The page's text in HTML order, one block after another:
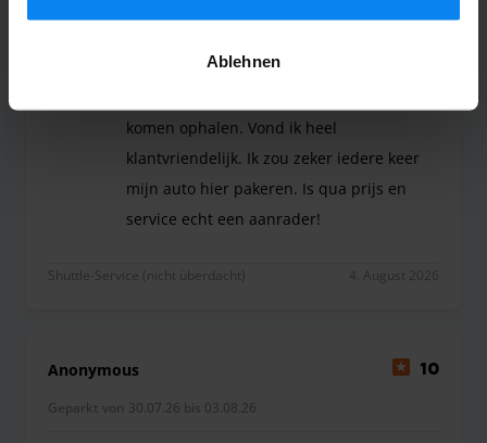
jederzeit anpassen. Alle Einzelheiten finden Sie in
Ablehnen
naar ons toe komen lopen om te checkem
komen ophalen. Vond ik heel
klantvriendelijk. Ik zou zeker iedere keer
mijn auto hier pakeren. Is qua prijs en
service echt een aanrader!
Shuttle-Service (nicht überdacht) 4. August 2026
Anonymous 10
Geparkt von 30.07.26 bis 03.08.26